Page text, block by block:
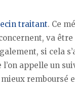
traitant. Ce
va être
si cela
l’on appelle un
remboursé